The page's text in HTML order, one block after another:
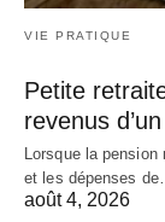
VIE PRATIQUE
Petite
revenus
Lorsque la
et les dépenses
août 4, 2026